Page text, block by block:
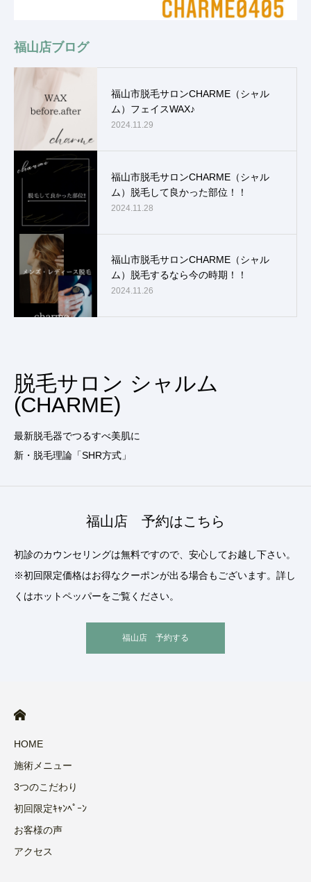
福山店ブログ
福山市脱毛サロンCHARME（シャル
ム）フェイスWAX♪
2024.11.29
福山市脱毛サロンCHARME（シャル
ム）脱毛して良かった部位！！
2024.11.28
福山市脱毛サロンCHARME（シャル
ム）脱毛するなら今の時期！！
2024.11.26
脱毛サロン シャルム
(CHARME)
最新脱毛器でつるすべ美肌に
新・脱毛理論「SHR方式」
福山店 予約はこちら
初診のカウンセリングは無料ですので、安心してお越し下さい。
※初回限定価格はお得なクーポンが出る場合もございます。詳し
くはホットペッパーをご覧ください。
福山店 予約する
HOME
施術メニュー
3つのこだわり
初回限定ｷｬﾝﾍﾟｰﾝ
お客様の声
アクセス